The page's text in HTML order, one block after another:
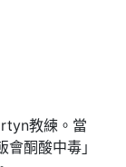
教練。當
酮酸中毒」